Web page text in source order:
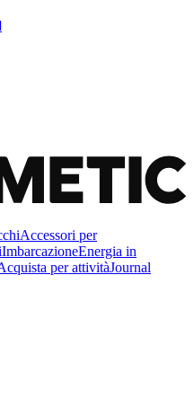
Accessori per
ImbarcazioneEnergia in
per attivitàJournal